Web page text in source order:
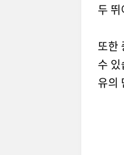
두
또한
수
유의